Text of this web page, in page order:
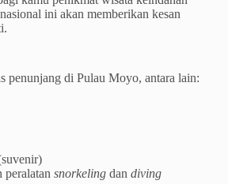
ini akan memberikan kesan
penunjang di Pulau Moyo, antara lain:
peralatan snorkeling dan diving